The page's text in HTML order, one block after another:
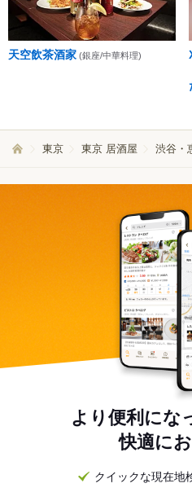
天空飲茶酒家 (銀座/中華料理)
東京 東京 居酒屋 渋谷・
より便利にな
快適に
クイックな現在地